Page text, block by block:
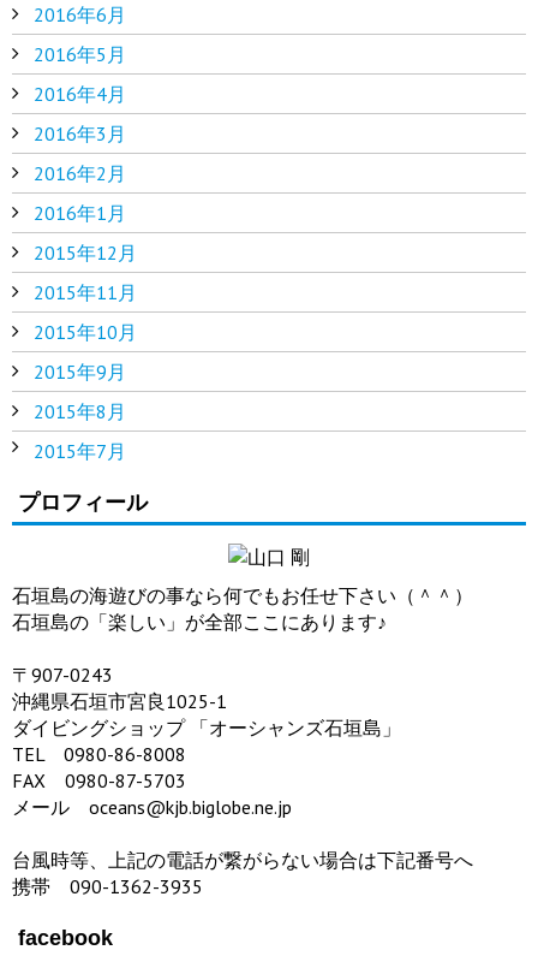
2016年6月
2016年5月
2016年4月
2016年3月
2016年2月
2016年1月
2015年12月
2015年11月
2015年10月
2015年9月
2015年8月
2015年7月
プロフィール
石垣島の海遊びの事なら何でもお任せ下さい（＾＾）
石垣島の「楽しい」が全部ここにあります♪
〒907-0243
沖縄県石垣市宮良1025-1
ダイビングショップ 「オーシャンズ石垣島」
TEL 0980-86-8008
FAX 0980-87-5703
メール oceans@kjb.biglobe.ne.jp
台風時等、上記の電話が繋がらない場合は下記番号へ
携帯 090-1362-3935
facebook